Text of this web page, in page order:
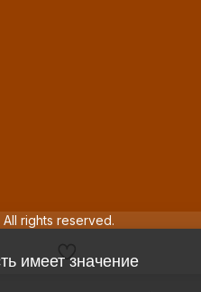
rights reserved.
имеет значение